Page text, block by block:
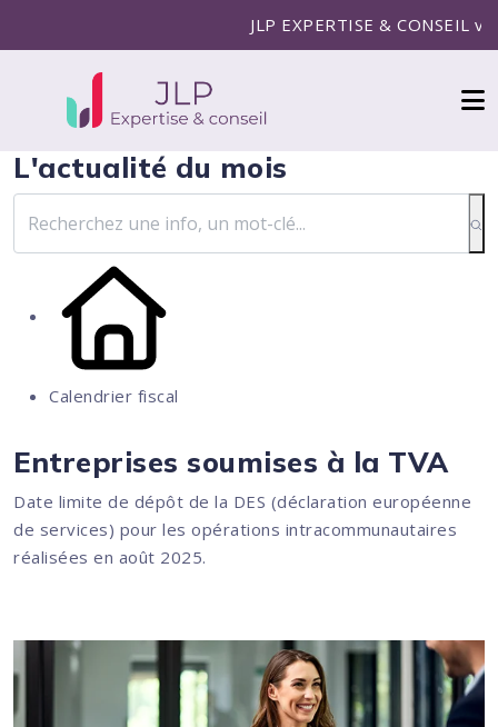
JLP EXPERTISE & CONSEIL
L'actualité du mois
Calendrier fiscal
Entreprises soumises à la TVA
Date limite de dépôt de la DES (déclaration européenne
de services) pour les opérations intracommunautaires
réalisées en août 2025.